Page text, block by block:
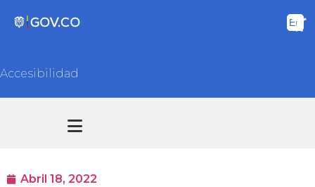
Accesibilidad
Abril 18, 2022